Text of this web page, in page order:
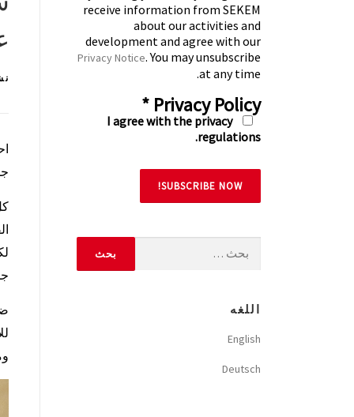
receive information from SEKEM
about our activities and
development and agree with our
Privacy Notice. You may unsubscribe
at any time.
Privacy Policy
*
I agree with the privacy
regulations.
اللغه
English
Deutsch